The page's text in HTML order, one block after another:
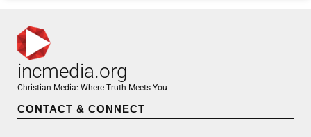
incmedia.org
Christian Media: Where Truth Meets You
CONTACT & CONNECT